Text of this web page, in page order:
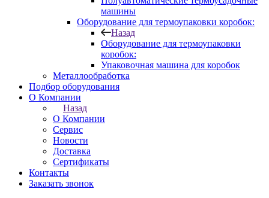
машины
Оборудование для термоупаковки коробок:
Назад
Оборудование для термоупаковки
коробок:
Упаковочная машина для коробок
Металлообработка
Подбор оборудования
О Компании
Назад
О Компании
Сервис
Новости
Доставка
Сертификаты
Контакты
Заказать звонок